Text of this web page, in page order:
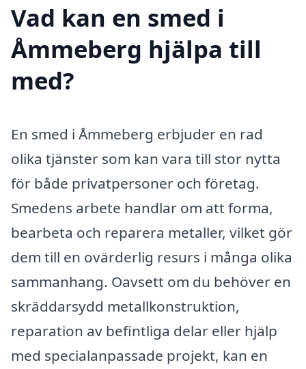
Vad kan en smed i
Åmmeberg hjälpa till
med?
En smed i Åmmeberg erbjuder en rad
olika tjänster som kan vara till stor nytta
för både privatpersoner och företag.
Smedens arbete handlar om att forma,
bearbeta och reparera metaller, vilket gör
dem till en ovärderlig resurs i många olika
sammanhang. Oavsett om du behöver en
skräddarsydd metallkonstruktion,
reparation av befintliga delar eller hjälp
med specialanpassade projekt, kan en